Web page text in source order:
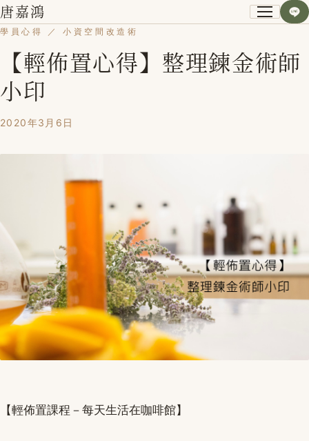
唐嘉鴻
關於我
小資空間改造術
Blog
學員心得 ／ 小資空間改造術
【輕佈置心得】整理鍊金術師
小印
2020年3月6日
【輕佈置課程－每天生活在咖啡館】